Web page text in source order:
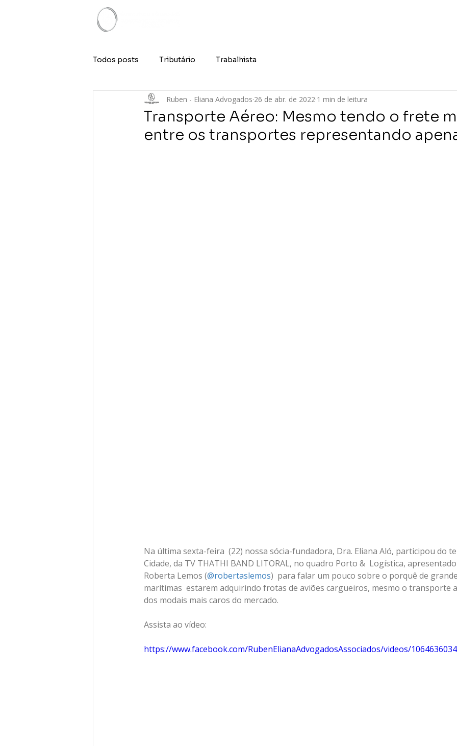
Todos posts Tributário Trabalhista
Transporte Aéreo: Mesmo tendo o frete
entre os transportes representando
Ruben - Eliana Advogados 26 de abr. de 2022 1 min de leitura
Na última sexta-feira  (22) nossa sócia-fundadora, Dra. Eliana Aló, participou do
Cidade, da TV THATHI BAND LITORAL, no quadro Porto &  Logística,
Roberta Lemos (@robertaslemos)  para falar um pouco sobre o porquê de
marítimas  estarem adquirindo frotas de aviões cargueiros, mesmo o transporte
dos modais mais caros do mercado.
Assista ao vídeo:
https://www.facebook.com/RubenElianaAdvogadosAssociados/videos/